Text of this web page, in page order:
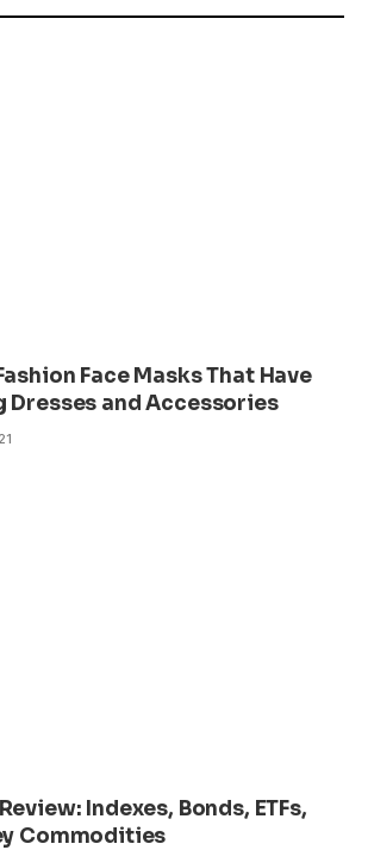
Face Masks That Have
Dresses and Accessories
Indexes, Bonds, ETFs,
Commodities